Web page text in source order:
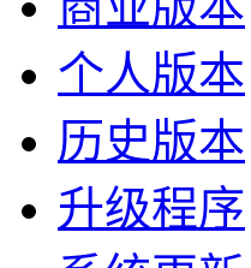
个人版本
历史版本
升级程序